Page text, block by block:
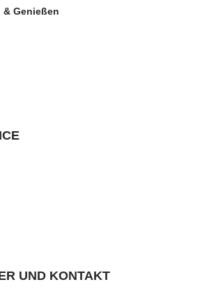
& Genießen
UND KONTAKT